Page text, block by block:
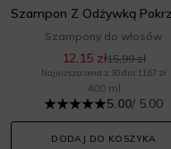
Szampony do włosów
12,15 zł15,99 zł
Najniższa cena z 30 dni: 11,67 zł
400 ml
5.00/ 5.00
DODAJ DO KOSZYKA